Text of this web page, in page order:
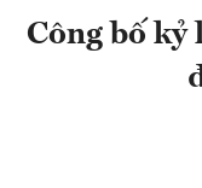
Công bố kỷ